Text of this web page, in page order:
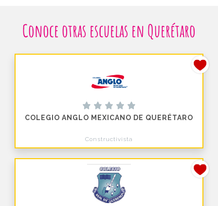
Conoce otras escuelas en Querétaro
COLEGIO ANGLO MEXICANO DE QUERÉTARO
Constructivista